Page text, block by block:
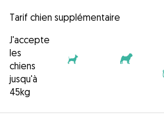
Tarif chien supplémentaire
J'accepte
les
chiens
jusqu'à
45kg